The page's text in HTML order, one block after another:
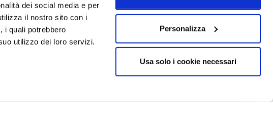
dei social media e per
il nostro sito con i
i quali potrebbero
utilizzo dei loro servizi.
Personalizza
Usa solo i cookie necessari